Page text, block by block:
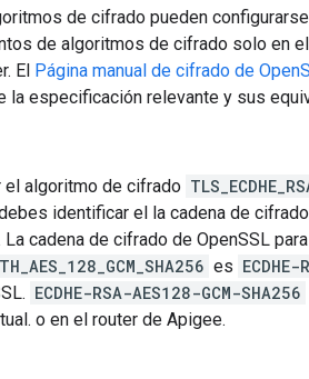
de cifrado pueden
de algoritmos de cifrado solo en
El Página manual de cifrado de
la especificación relevante y sus
el algoritmo de cifrado
identificar el la cadena de
La cadena de cifrado de OpenSSL
es
ECDHE-RSA-AES128-GCM-SHA256
o en el router de Apigee.